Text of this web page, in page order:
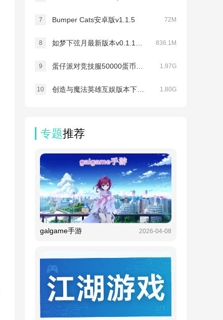
7 Bumper Cats安卓版v1.1.5 72M
8 836.1M
9 1.97G
10 1.80G
专题推荐
galgame手游 2026-04-08